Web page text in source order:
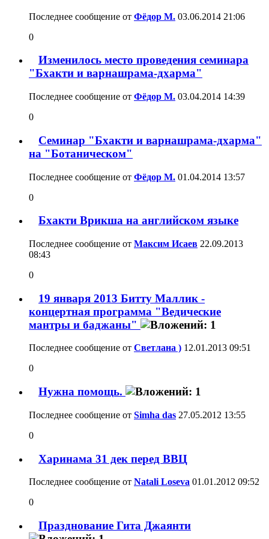
Последнее сообщение от Фёдор М. 03.06.2014 21:06
0
Изменилось место проведения семинара
"Бхакти и варнашрама-дхарма"
Последнее сообщение от Фёдор М. 03.04.2014 14:39
0
Семинар "Бхакти и варнашрама-дхарма"
на "Ботаническом"
Последнее сообщение от Фёдор М. 01.04.2014 13:57
0
Бхакти Врикша на английском языке
Последнее сообщение от Максим Исаев 22.09.2013
08:43
0
19 января 2013 Битту Маллик -
концертная программа "Ведические
мантры и баджаны"
Последнее сообщение от Светлана ) 12.01.2013 09:51
0
Нужна помощь.
Последнее сообщение от Simha das 27.05.2012 13:55
0
Харинама 31 дек перед ВВЦ
Последнее сообщение от Natali Loseva 01.01.2012 09:52
0
Празднование Гита Джаянти